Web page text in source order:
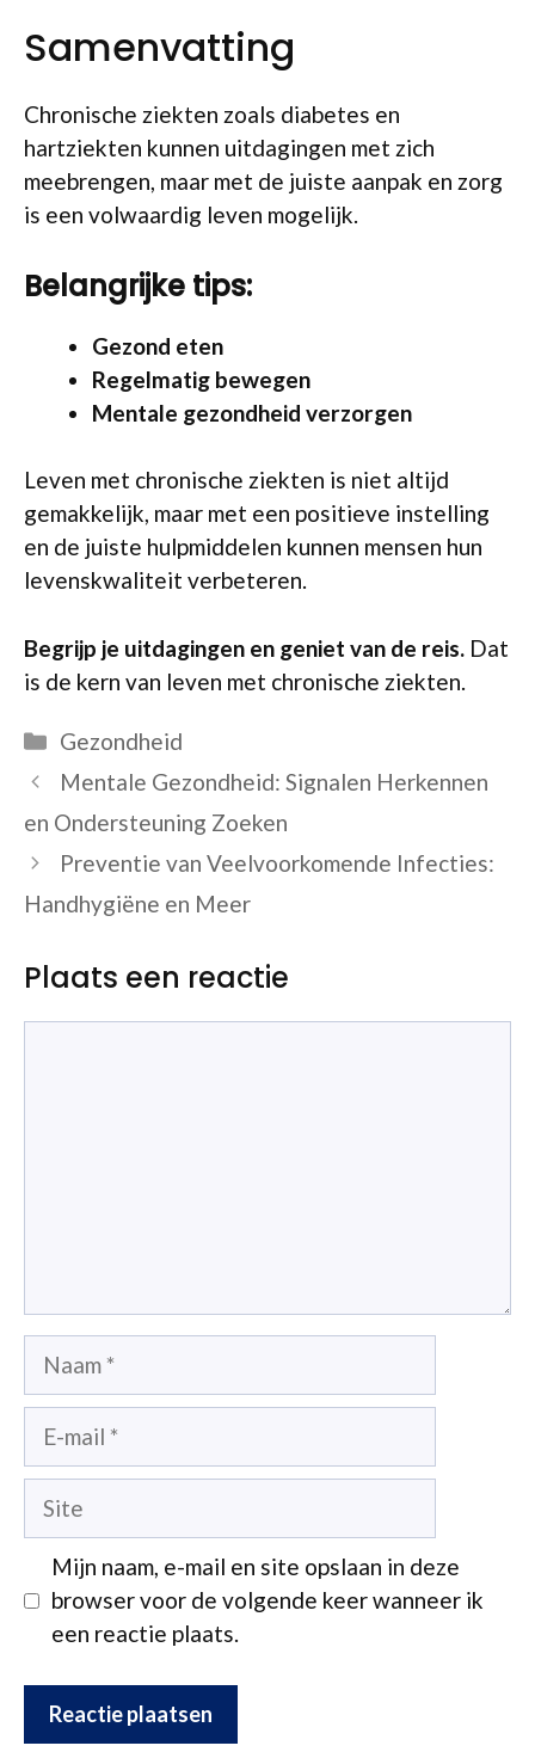
Samenvatting
Chronische ziekten zoals diabetes en
hartziekten kunnen uitdagingen met zich
meebrengen, maar met de juiste aanpak en zorg
is een volwaardig leven mogelijk.
Belangrijke tips:
Gezond eten
Regelmatig bewegen
Mentale gezondheid verzorgen
Leven met chronische ziekten is niet altijd
gemakkelijk, maar met een positieve instelling
en de juiste hulpmiddelen kunnen mensen hun
levenskwaliteit verbeteren.
Begrijp je uitdagingen en geniet van de reis. Dat
is de kern van leven met chronische ziekten.
Categorieën
Gezondheid
Mentale Gezondheid: Signalen Herkennen
en Ondersteuning Zoeken
Preventie van Veelvoorkomende Infecties:
Handhygiëne en Meer
Plaats een reactie
Naam
Site
Mijn naam, e-mail en site opslaan in deze
browser voor de volgende keer wanneer ik
een reactie plaats.